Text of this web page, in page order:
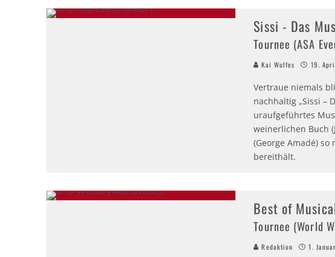
Sissi - Das
Tournee (ASA
Kai Wulfes 19.
Vertraue niemals
nachhaltig „Sissi –
uraufgeführtes
weinerlichen Buch
(George Amadé)
bereithält.
Best of
Tournee (World
Redaktion 1.